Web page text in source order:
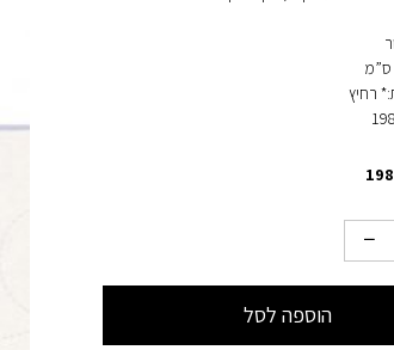
רחיץ
הוספה לסל